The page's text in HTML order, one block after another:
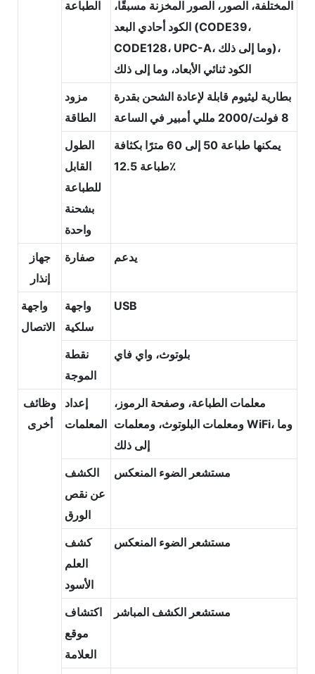
الطباعة
المختلفة، الصور، الصور المخزنة مسبقًا،
الكود أحادي البعد (CODE39،
CODE128، UPC-A، وما إلى ذلك)،
الكود ثنائي الأبعاد، وما إلى ذلك
مزود
الطاقة
بطارية ليثيوم قابلة لإعادة الشحن بقدرة
8 فولت/2000 مللي أمبير في الساعة
الطول
القابل
للطباعة
بشحنة
واحدة
يمكنها طباعة 50 إلى 60 مترًا بكثافة
طباعة 12.5٪
جهاز
إنذار
صفارة يدعم
واجهة
الاتصال
واجهة
سلكية
USB
نقطة
الموجة
بلوتوث، واي فاي
وظائف
أخرى
إعداد
المعلمات
معلمات الطباعة، وصفحة الرموز،
ومعلمات البلوتوث، ومعلمات WiFi، وما
إلى ذلك
الكشف
عن نقص
الورق
مستشعر الضوء المنعكس
كشف
العلم
الأسود
مستشعر الضوء المنعكس
اكتشاف
موقع
العلامة
مستشعر الكشف المباشر